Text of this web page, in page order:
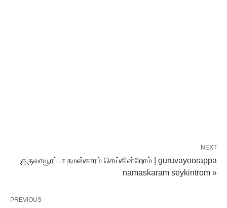
NEXT
குருவாயூரப்பா நமஸ்காரம் செய்கின்றோம் | guruvayoorappa
namaskaram seykintrom »
PREVIOUS